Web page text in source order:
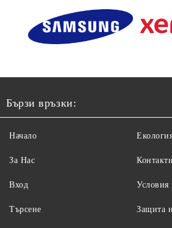
Бързи връзки:
Начало
За Нас
Вход
Търсене
Контакти
Условия
Защита